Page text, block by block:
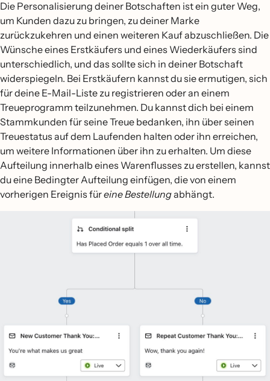
Die Personalisierung deiner Botschaften ist ein guter Weg,
um Kunden dazu zu bringen, zu deiner Marke
zurückzukehren und einen weiteren Kauf abzuschließen. Die
Wünsche eines Erstkäufers und eines Wiederkäufers sind
unterschiedlich, und das sollte sich in deiner Botschaft
widerspiegeln. Bei Erstkäufern kannst du sie ermutigen, sich
für deine E-Mail-Liste zu registrieren oder an einem
Treueprogramm teilzunehmen. Du kannst dich bei einem
Stammkunden für seine Treue bedanken, ihn über seinen
Treuestatus auf dem Laufenden halten oder ihn erreichen,
um weitere Informationen über ihn zu erhalten. Um diese
Aufteilung innerhalb eines Warenflusses zu erstellen, kannst
du eine Bedingter Aufteilung einfügen, die von einem
vorherigen Ereignis füreine Bestellungabhängt.